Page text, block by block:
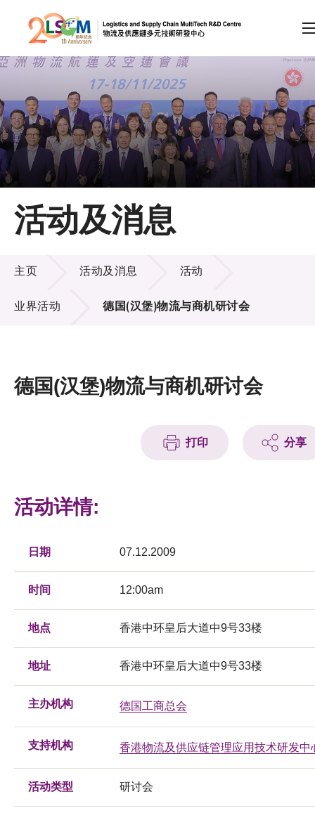
跳到内容（按回车键）
会员登录
A A EN 繁 简
主页
关于LSCM
技术商品化
项目及资助计划
活动及消息
奖项
科技分享
活动及消息
活动及消息
主页 活动及消息 活动
业界活动 德国(汉堡)物流与商机研讨会
德国(汉堡)物流与商机研讨会
打印 分享
活动详情:
日期 07.12.2009
时间 12:00am
地点 香港中环皇后大道中9号33楼
地址 香港中环皇后大道中9号33楼
主办机构 德国工商总会
支持机构 香港物流及供应链管理应用技术研发中
活动类型 研讨会